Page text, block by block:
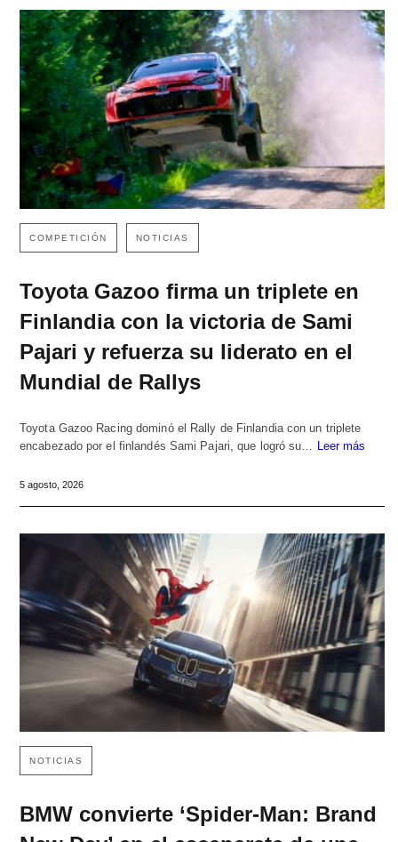
COMPETICIÓN NOTICIAS
Toyota Gazoo firma un triplete en
Finlandia con la victoria de Sami
Pajari y refuerza su liderato en el
Mundial de Rallys
Toyota Gazoo Racing dominó el Rally de Finlandia con un triplete
encabezado por el finlandés Sami Pajari, que logró su… Leer más
5 agosto, 2026
NOTICIAS
BMW convierte ‘Spider-Man: Brand